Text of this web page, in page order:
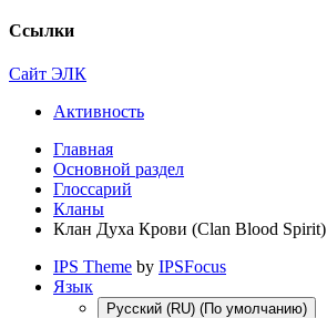
Ссылки
Сайт ЭЛК
Активность
Главная
Основной раздел
Глоссарий
Кланы
Клан Духа Крови (Clan Blood Spirit)
IPS Theme by IPSFocus
Язык
Русский (RU) (По умолчанию)